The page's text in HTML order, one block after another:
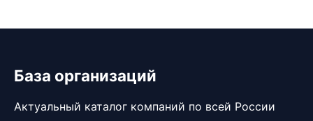
База организаций
Актуальный каталог компаний по всей России